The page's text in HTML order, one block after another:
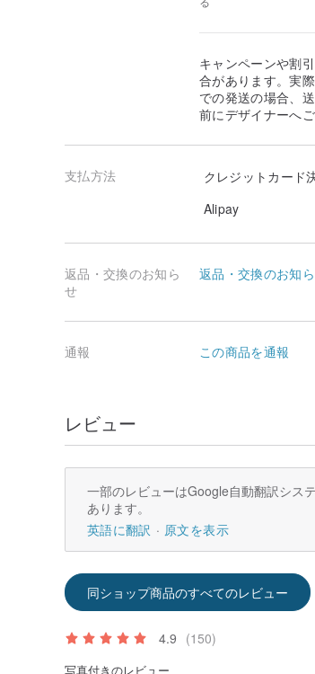
キャンペーンや割
合があります。実
での発送の場合、
前にデザイナーへ
支払方法
クレジットカード
Alipay
返品・交換のお知ら
せ
返品・交換のお知
通報 この商品を通報
レビュー
一部のレビューはGoogle自動翻訳シス
あります。
英語に翻訳
原文を表示
同ショップ商品のすべてのレビュー
4.9 (150)
写真付きのレビュー